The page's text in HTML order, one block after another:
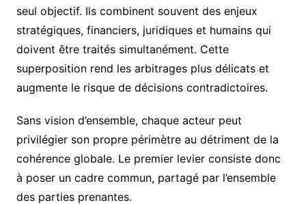
seul objectif. Ils combinent souvent des enjeux
stratégiques, financiers, juridiques et humains qui
doivent être traités simultanément. Cette
superposition rend les arbitrages plus délicats et
augmente le risque de décisions contradictoires.
Sans vision d’ensemble, chaque acteur peut
privilégier son propre périmètre au détriment de la
cohérence globale. Le premier levier consiste donc
à poser un cadre commun, partagé par l’ensemble
des parties prenantes.